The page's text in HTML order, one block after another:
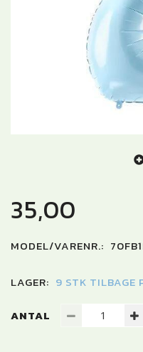
35,00
MODEL/VARENR.:
LAGER: 9 STK TILBAGE
ANTAL